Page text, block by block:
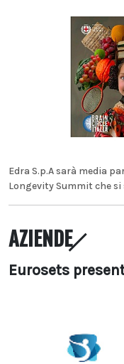
Edra S.p.A sarà media
Longevity Summit che si
AZIENDE
Eurosets